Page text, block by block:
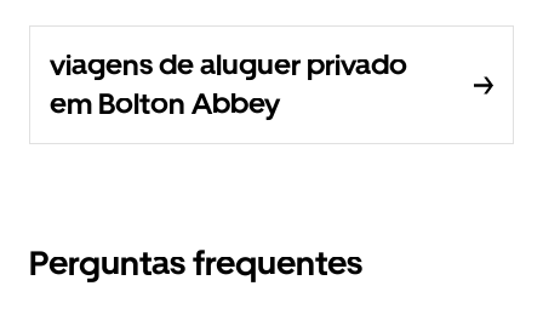
viagens de aluguer privado
em Bolton Abbey
Perguntas frequentes